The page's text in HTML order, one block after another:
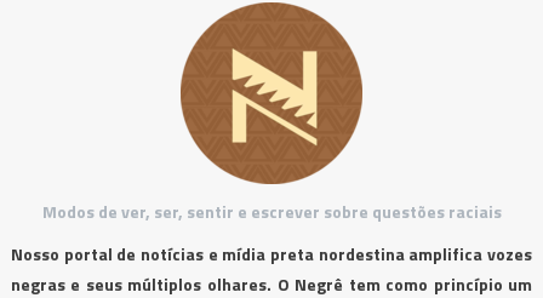
Modos de ver, ser, sentir e escrever sobre questões raciais
Nosso portal de notícias e mídia preta nordestina amplifica vozes
negras e seus múltiplos olhares. O Negrê tem como princípio um